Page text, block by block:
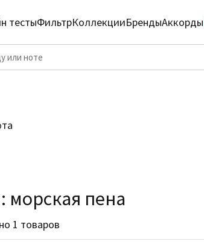
тестыФильтрКоллекцииБрендыАккорды
морская пена
1 товаров